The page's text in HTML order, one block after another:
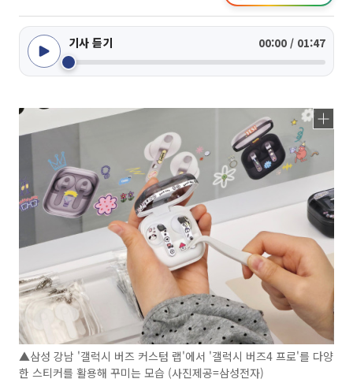
기사 듣기 00:00 / 01:47
▲삼성 강남 '갤럭시 버즈 커스텀 랩'에서 '갤럭시 버즈4 프로'를 다양
한 스티커를 활용해 꾸미는 모습 (사진제공=삼성전자)